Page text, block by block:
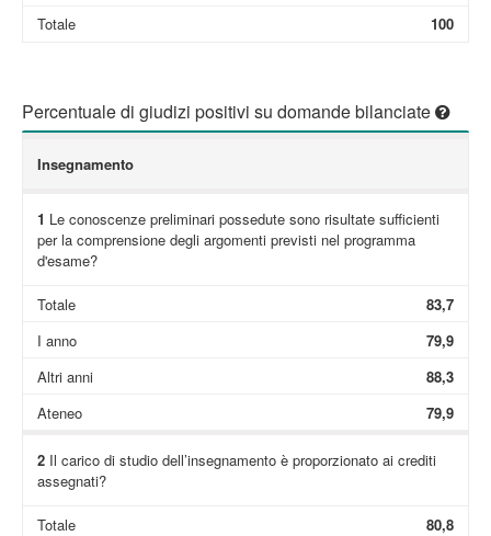
Totale
100
Percentuale di giudizi positivi su domande bilanciate
Insegnamento
1 Le conoscenze preliminari possedute sono risultate sufficienti
per la comprensione degli argomenti previsti nel programma
d'esame?
Totale
83,7
I anno
79,9
Altri anni
88,3
Ateneo
79,9
2Il carico di studio dell’insegnamento è proporzionato ai crediti
assegnati?
Totale
80,8